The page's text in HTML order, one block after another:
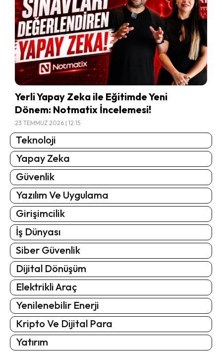
Yerli Yapay Zeka ile Eğitimde Yeni
Dönem: Notmatix İncelemesi!
23 TEMMUZ 2026 | 12:15
Teknoloji
Yapay Zeka
Güvenlik
Yazılım Ve Uygulama
Girişimcilik
İş Dünyası
Siber Güvenlik
Dijital Dönüşüm
Elektrikli Araç
Yenilenebilir Enerji
Kripto Ve Dijital Para
Yatırım